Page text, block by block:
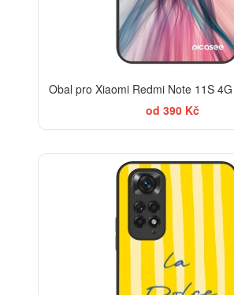
Obal pro Xiaomi Redmi Note 11S
od 390 Kč